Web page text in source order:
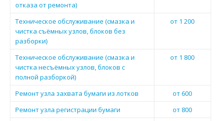
отказа от ремонта)
Техническое обслуживание (смазка и
чистка съёмных узлов, блоков без
разборки)
от 1 200
Техническое обслуживание (смазка и
чистка несъёмных узлов, блоков с
полной разборкой)
от 1 800
Ремонт узла захвата бумаги из лотков
от 600
Ремонт узла регистрации бумаги
от 800